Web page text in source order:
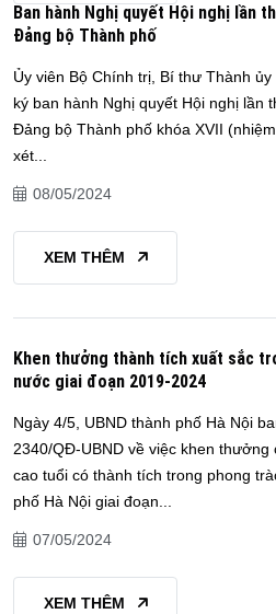
Ban hành Nghị quyết Hội nghị lần
Đảng bộ Thành phố
Ủy viên Bộ Chính trị, Bí thư Thành
ký ban hành Nghị quyết Hội nghị lần
Đảng bộ Thành phố khóa XVII
xét...
08/05/2024
XEM THÊM
Khen thưởng thành tích xuất sắc
nước giai đoạn 2019-2024
Ngày 4/5, UBND thành phố Hà Nội
2340/QĐ-UBND về việc khen
cao tuổi có thành tích trong phong
phố Hà Nội giai đoạn...
07/05/2024
XEM THÊM